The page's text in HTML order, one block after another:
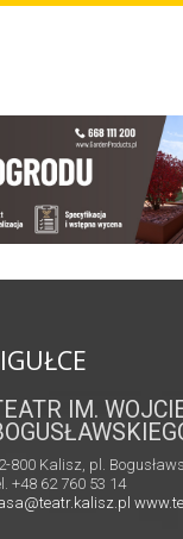
IM.
800 Kalisz, pl.
+48 62 760 53 14